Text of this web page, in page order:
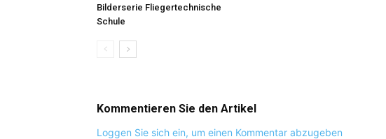
Bilderserie Fliegertechnische
Schule
Kommentieren Sie den Artikel
Loggen Sie sich ein, um einen Kommentar abzugeben